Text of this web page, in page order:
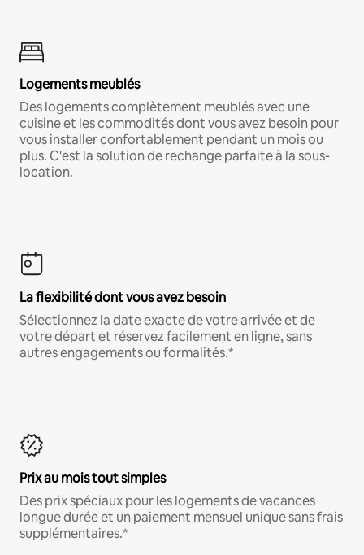
Logements meublés
Des logements complètement meublés avec une
cuisine et les commodités dont vous avez besoin pour
vous installer confortablement pendant un mois ou
plus. C'est la solution de rechange parfaite à la sous-
location.
La flexibilité dont vous avez besoin
Sélectionnez la date exacte de votre arrivée et de
votre départ et réservez facilement en ligne, sans
autres engagements ou formalités.*
Prix au mois tout simples
Des prix spéciaux pour les logements de vacances
longue durée et un paiement mensuel unique sans frais
supplémentaires.*